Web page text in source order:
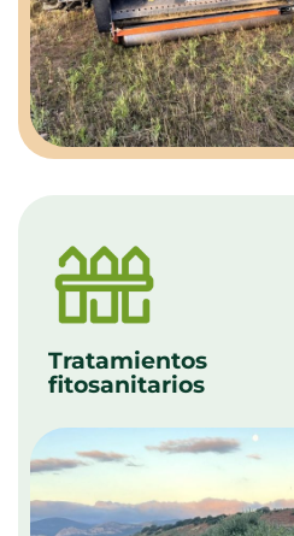
Tratamientos
fitosanitarios